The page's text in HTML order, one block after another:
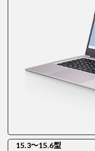
15.3～15.6型